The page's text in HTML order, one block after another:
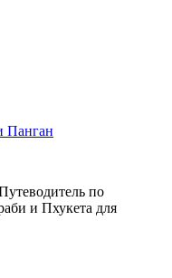
Панган
по
и Пхукета для